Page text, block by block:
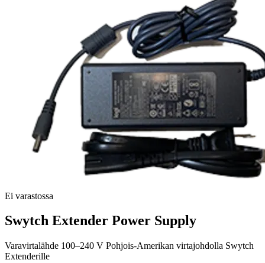
Ei varastossa
Swytch Extender Power Supply
Varavirtalähde 100–240 V Pohjois-Amerikan virtajohdolla Swytch
Extenderille